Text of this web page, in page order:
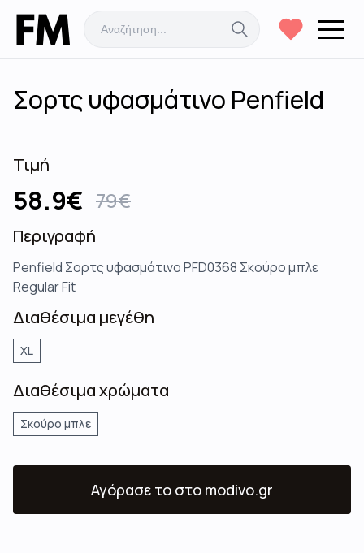
Σορτς υφασμάτινο Penfield
Τιμή
58.9€ 79€
Περιγραφή
Penfield Σορτς υφασμάτινο PFD0368 Σκούρο μπλε
Regular Fit
Διαθέσιμα μεγέθη
XL
Διαθέσιμα χρώματα
Σκούρο μπλε
Αγόρασε το στο modivo.gr